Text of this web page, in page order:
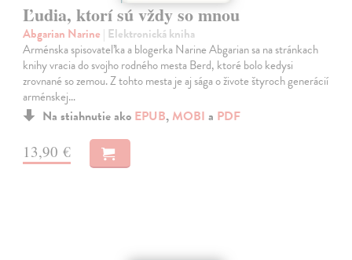
Ľudia, ktorí sú vždy so mnou
Abgarian Narine | Elektronická kniha
Arménska spisovateľka a blogerka Narine Abgarian sa na stránkach
knihy vracia do svojho rodného mesta Berd, ktoré bolo kedysi
zrovnané so zemou. Z tohto mesta je aj sága o živote štyroch generácií
arménskej…
Na stiahnutie ako EPUB, MOBI a PDF
13,90 €